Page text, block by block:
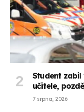
Student zabil
učitele,
7 srpna, 2026